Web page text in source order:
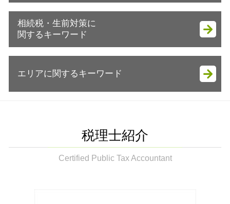
会社設立 税理士
個人事業主 会社設立
会社設立後 税務署
会社設立
会社設立 流れ
確定申告 医療費控除
確定申告 期間
節税対策
節税対策 保険
税務顧問 法人
節税対策 ideco
税理士 記帳代行とは
確定申告 やり方 ふるさと納税
節税対策 法人化
税務調査 時期 相続
会計 帳簿
節税対策 法人 保険
節税対策 法人 経費
節税対策 法人
税務署 調査
税務調査 何年分
譲渡所得 ふるさと納税 限度額
譲渡所得 分離課税
譲渡所得
申告が必要 所得
贈与申告書 書き方
譲渡所得 税率 車
節税方法 個人
譲渡所得税 相続
相続税・生前対策に
関するキーワード
生前対策 認知症
遺言書作成 税理士
相続税 調査
エリアに関するキーワード
起業支援 市原市
法人 節税対策 袖ケ浦市
相続税申告書 作成 袖ケ浦市
税理士紹介
Certified Public Tax Accountant